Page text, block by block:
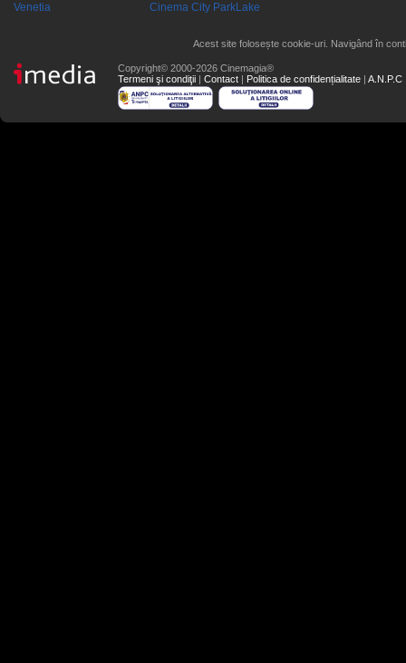
Venetia
Cinema City ParkLake
Acest site folosește cookie-uri. Navigând în
Copyright© 2000-2026 Cinemagia®
Termeni şi condiţii | Contact | Politica de confidențialitate | A.N.P.C